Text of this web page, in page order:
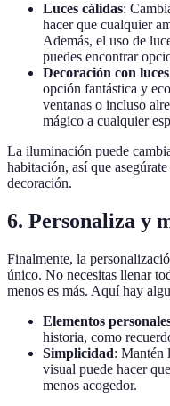
Luces cálidas:
hacer que cualquier
Además, el uso de
puedes encontrar
Decoración con luces
opción fantástica y
ventanas o incluso
mágico a cualquier
La iluminación puede
habitación, así que
decoración.
6. Personaliza y
Finalmente, la
único. No necesitas llenar
menos es más. Aquí hay
Elementos
historia, como
Simplicidad: Mantén
visual puede hacer
menos acogedor.